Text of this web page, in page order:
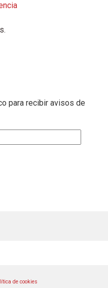
en Facebook
en Twitter
en Instagram
para recibir avisos de
de cookies